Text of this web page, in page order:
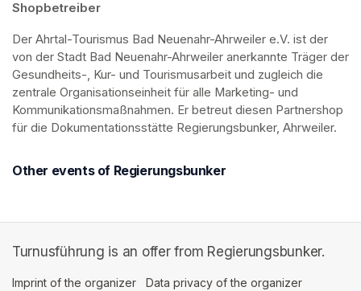
Shopbetreiber
Der Ahrtal-Tourismus Bad Neuenahr-Ahrweiler e.V. ist der
von der Stadt Bad Neuenahr-Ahrweiler anerkannte Träger der
Gesundheits-, Kur- und Tourismusarbeit und zugleich die
zentrale Organisationseinheit für alle Marketing- und
Kommunikationsmaßnahmen. Er betreut diesen Partnershop
für die Dokumentationsstätte Regierungsbunker, Ahrweiler.
Other events of Regierungsbunker
Turnusführung is an offer from Regierungsbunker.
Imprint of the organizer (opens in a new tab)
Data privacy of the organizer